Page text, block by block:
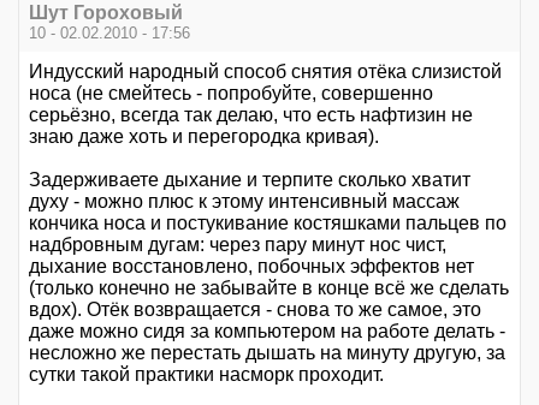
Шут Гороховый
10 - 02.02.2010 - 17:56
Индусский народный способ снятия отёка слизистой
носа (не смейтесь - попробуйте, совершенно
серьёзно, всегда так делаю, что есть нафтизин не
знаю даже хоть и перегородка кривая).
Задерживаете дыхание и терпите сколько хватит
духу - можно плюс к этому интенсивный массаж
кончика носа и постукивание костяшками пальцев по
надбровным дугам: через пару минут нос чист,
дыхание восстановлено, побочных эффектов нет
(только конечно не забывайте в конце всё же сделать
вдох). Отёк возвращается - снова то же самое, это
даже можно сидя за компьютером на работе делать -
несложно же перестать дышать на минуту другую, за
сутки такой практики насморк проходит.